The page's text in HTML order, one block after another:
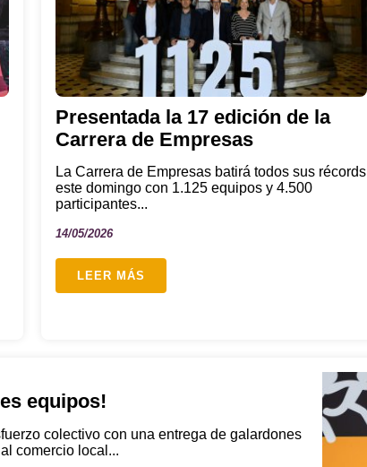
Presentada la 17 edición de la
Carrera de Empresas
La Carrera de Empresas batirá todos sus récords
este domingo con 1.125 equipos y 4.500
participantes...
14/05/2026
LEER MÁS
equipos!
colectivo con una entrega de galardones
comercio local...